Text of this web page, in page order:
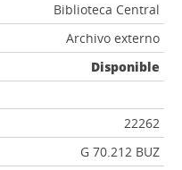
Biblioteca Central
Archivo externo
Disponible
22262
G 70.212 BUZ